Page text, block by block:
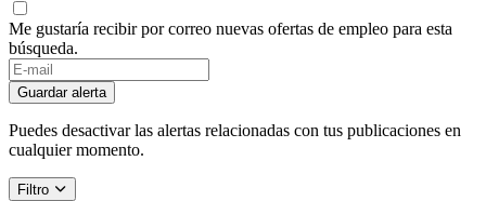
Me gustaría recibir por correo nuevas ofertas de empleo para esta
búsqueda.
Guardar alerta
Puedes desactivar las alertas relacionadas con tus publicaciones en
cualquier momento.
Filtro